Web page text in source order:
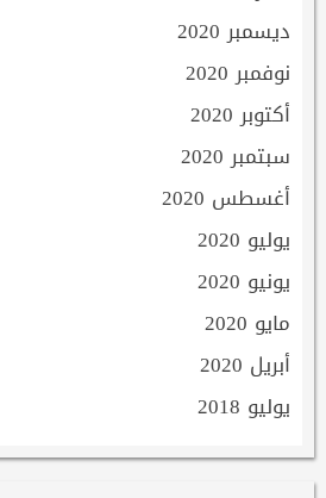
ديسمبر 2020
نوفمبر 2020
أكتوبر 2020
سبتمبر 2020
أغسطس 2020
يوليو 2020
يونيو 2020
مايو 2020
أبريل 2020
يوليو 2018